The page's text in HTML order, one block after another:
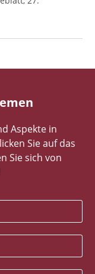
Aspekte in
Sie auf das
Sie sich von